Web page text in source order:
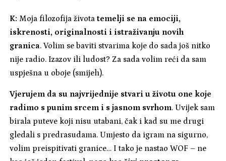
K: Moja filozofija životatemelji se na emociji,
iskrenosti, originalnosti i istraživanju novih
granica. Volim se baviti stvarima koje do sada još nitko
nije radio. Izazov ili ludost? Za sada volim reći da sam
uspješna u oboje (smijeh).
Vjerujem da su najvrijednije stvari u životu one koje
radimo s punim srcem i s jasnom svrhom. Uvijek sam
birala puteve koji nisu utabani, čak i kad su me drugi
gledali s predrasudama. Umjesto da igram na sigurno,
volim preispitivati granice… I tako je nastao WOF – ne